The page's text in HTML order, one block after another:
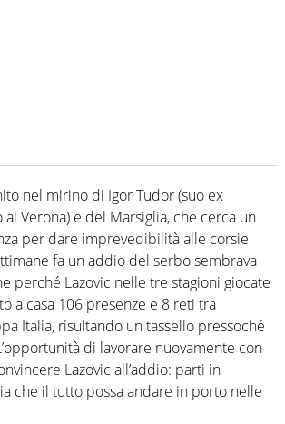
nel mirino di Igor Tudor (suo ex
Verona) e del Marsiglia, che cerca un
per dare imprevedibilità alle corsie
fa un addio del serbo sembrava
perché Lazovic nelle tre stagioni giocate
a casa 106 presenze e 8 reti tra
Italia, risultando un tassello pressoché
di lavorare nuovamente con
Lazovic all’addio: parti in
che il tutto possa andare in porto nelle